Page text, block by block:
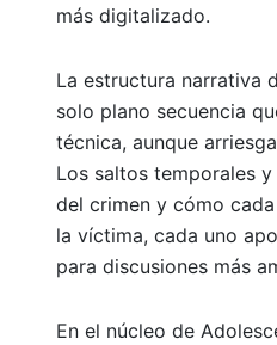
más digitalizado.
La estructura narrativa
solo plano secuencia
técnica, aunque
Los saltos temporales
del crimen y cómo
la víctima, cada uno
para discusiones más
En el núcleo de